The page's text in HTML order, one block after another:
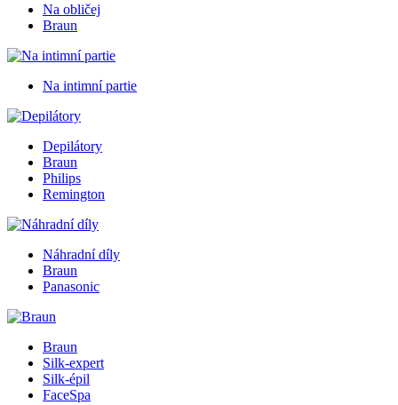
Na obličej
Braun
Na intimní partie
Depilátory
Braun
Philips
Remington
Náhradní díly
Braun
Panasonic
Braun
Silk-expert
Silk-épil
FaceSpa